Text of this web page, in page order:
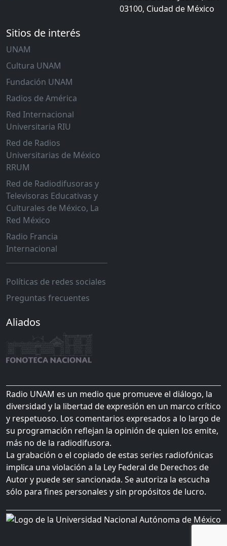
03100, Ciudad de México
Sitios de interés
UNAM
Cultura UNAM
Fundación UNAM
Radios de América
Red Internacional
Universitaria RIU
Red de Radios
Universitarias de México
RRUM
Red de Radiodifusoras y
Televisoras Educativas y
Culturales de México, La
Red México
Radio Francia
Internacional
Políticas de redes sociales
Preguntas frecuentes
Aliados
Radio UNAM es un medio que promueve el diálogo, la
diversidad y la libertad de expresión en un marco crítico
y respetuoso. Los comentarios expresados a lo largo de
su programación reflejan la opinión de quien los emite,
más no de la radiodifusora.
La grabación o el copiado de estas series radiofónicas
implica una violación a la Ley Federal de Derechos de
Autor y puede ser sancionada. Se autoriza la escucha
sólo para fines personales y sin propósitos de lucro.